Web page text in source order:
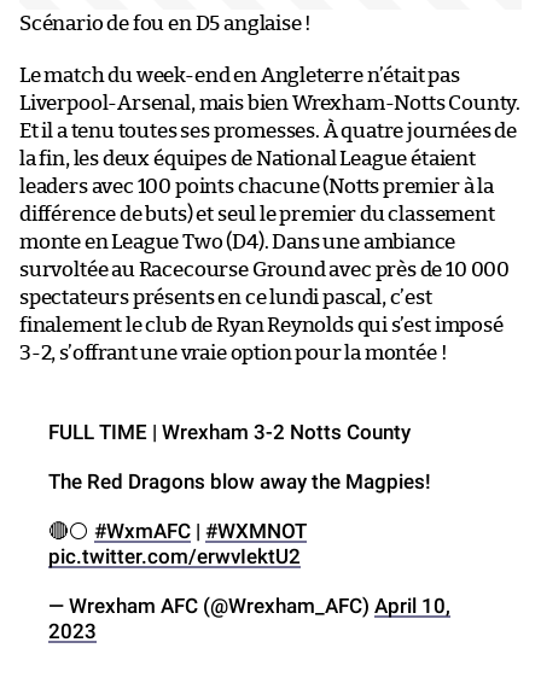
Scénario de fou en D5 anglaise !
Le match du week-end en Angleterre n’était pas
Liverpool-Arsenal, mais bien Wrexham-Notts County.
Et il a tenu toutes ses promesses. À quatre journées de
la fin, les deux équipes de National League étaient
leaders avec 100 points chacune (Notts premier à la
différence de buts) et seul le premier du classement
monte en League Two (D4). Dans une ambiance
survoltée au Racecourse Ground avec près de 10 000
spectateurs présents en ce lundi pascal, c’est
finalement le club de Ryan Reynolds qui s’est imposé
3-2, s’offrant une vraie option pour la montée !
FULL TIME | Wrexham 3-2 Notts County
The Red Dragons blow away the Magpies!
🔴⚪️ #WxmAFC | #WXMNOT
pic.twitter.com/erwvIektU2
— Wrexham AFC (@Wrexham_AFC) April 10,
2023